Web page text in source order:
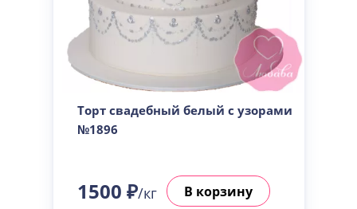
Торт свадебный белый с узорами
№1896
1500 ₽/кг В корзину